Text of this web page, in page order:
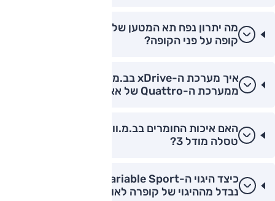
קופה על פני הקופה?
ממערכת ה-Quattro של אאודי?
טסלה מודל 3?
נבדל מההיגוי של קופרה לאון?